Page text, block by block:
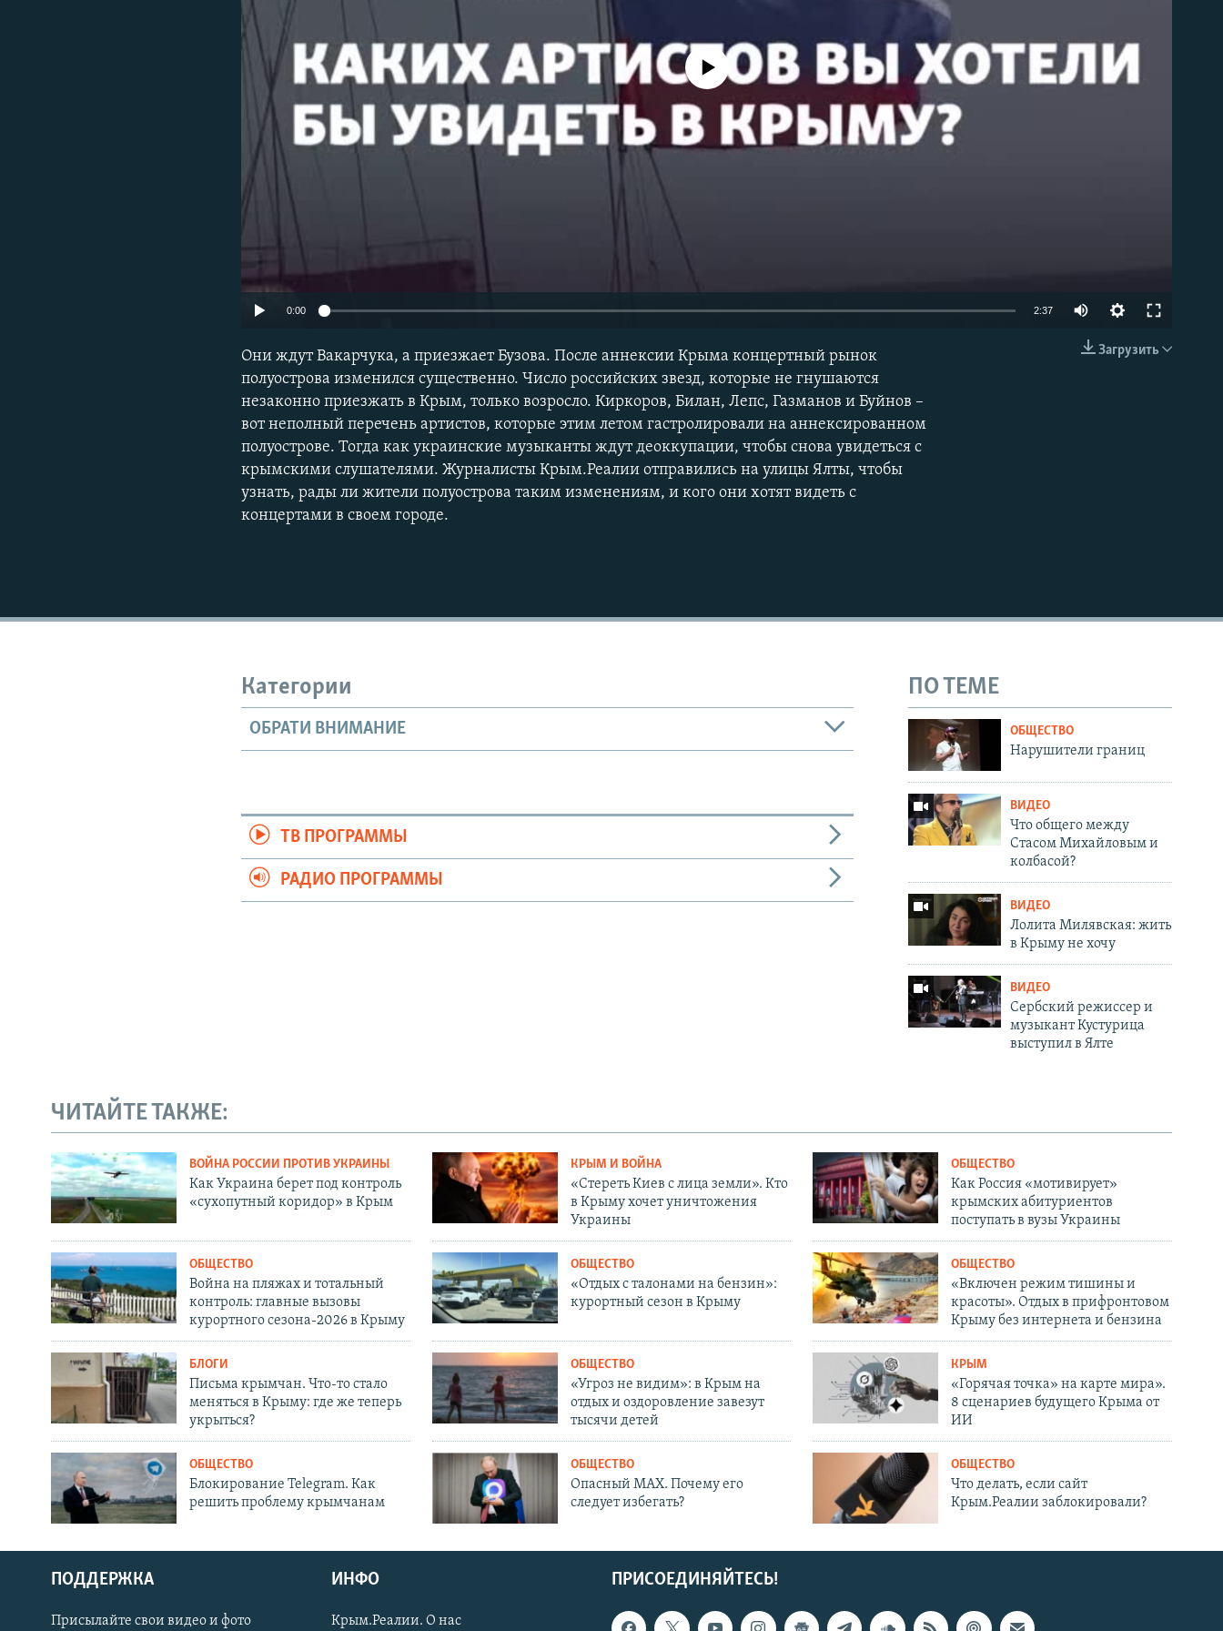
Українською
EMBED
No media source currently available
0:00 2:37
Загрузить
Они ждут Вакарчука, а приезжает Бузова. После аннексии Крыма концертный рынок
полуострова изменился существенно. Число российских звезд, которые не гнушаются
незаконно приезжать в Крым, только возросло. Киркоров, Билан, Лепс, Газманов и Буйнов –
вот неполный перечень артистов, которые этим летом гастролировали на аннексированном
полуострове. Тогда как украинские музыканты ждут деоккупации, чтобы снова увидеться с
крымскими слушателями. Журналисты Крым.Реалии отправились на улицы Ялты, чтобы
узнать, рады ли жители полуострова таким изменениям, и кого они хотят видеть с
концертами в своем городе.
ПО ТЕМЕ
ОБЩЕСТВО
Нарушители границ
ВИДЕО
Что общего между
Стасом Михайловым и
колбасой?
ВИДЕО
Лолита Милявская: жить
в Крыму не хочу
ВИДЕО
Сербский режиссер и
музыкант Кустурица
выступил в Ялте
Категории
ОБРАТИ ВНИМАНИЕ
ТВ ПРОГРАММЫ
РАДИО ПРОГРАММЫ
ЧИТАЙТЕ ТАКЖЕ:
ВОЙНА РОССИИ ПРОТИВ УКРАИНЫ
Как Украина берет под контроль
«сухопутный коридор» в Крым
КРЫМ И ВОЙНА
«Стереть Киев с лица земли». Кто
в Крыму хочет уничтожения
Украины
ОБЩЕСТВО
Как Россия «мотивирует»
крымских абитуриентов
поступать в вузы Украины
ОБЩЕСТВО
Война на пляжах и тотальный
контроль: главные вызовы
курортного сезона-2026 в Крыму
ОБЩЕСТВО
«Отдых с талонами на бензин»:
курортный сезон в Крыму
ОБЩЕСТВО
«Включен режим тишины и
красоты». Отдых в прифронтовом
Крыму без интернета и бензина
БЛОГИ
Письма крымчан. Что-то стало
меняться в Крыму: где же теперь
укрыться?
ОБЩЕСТВО
«Угроз не видим»: в Крым на
отдых и оздоровление завезут
тысячи детей
КРЫМ
«Горячая точка» на карте мира».
8 сценариев будущего Крыма от
ИИ
ОБЩЕСТВО
Блокирование Telegram. Как
решить проблему крымчанам
ОБЩЕСТВО
Опасный MAX. Почему его
следует избегать?
ОБЩЕСТВО
Что делать, если сайт
Крым.Реалии заблокировали?
ПРИСОЕДИНЯЙТЕСЬ!
ПОДДЕРЖКА
Присылайте свои видео и фото
ИНФО
Крым.Реалии. О нас